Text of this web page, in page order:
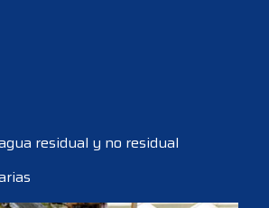
residual y no residual